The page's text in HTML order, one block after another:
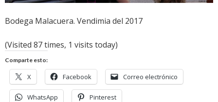
Bodega Malacuera. Vendimia del 2017
(Visited 87 times, 1 visits today)
Comparte esto:
X Facebook Correo electrónico
WhatsApp Pinterest